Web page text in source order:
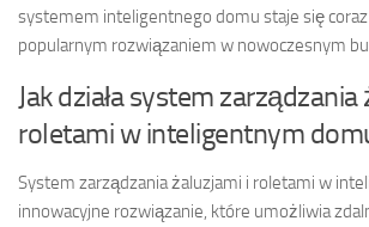
systemem inteligentnego domu staje się
popularnym rozwiązaniem w nowoczesnym
Jak działa system
roletami w inteligentnym
System zarządzania żaluzjami i roletami w
innowacyjne rozwiązanie, które umożliwia